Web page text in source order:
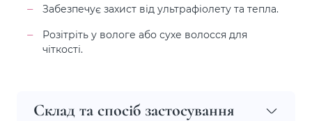
Забезпечує захист від ультрафіолету та тепла.
Розітріть у вологе або сухе волосся для
чіткості.
Склад та спосіб застосування